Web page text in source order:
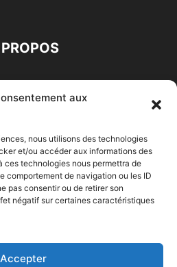
aux
nous utilisons des technologies
et/ou accéder aux informations des
ces technologies nous permettra de
comportement de navigation ou les ID
pas consentir ou de retirer son
négatif sur certaines caractéristiques
Accepter
Entrepreneur